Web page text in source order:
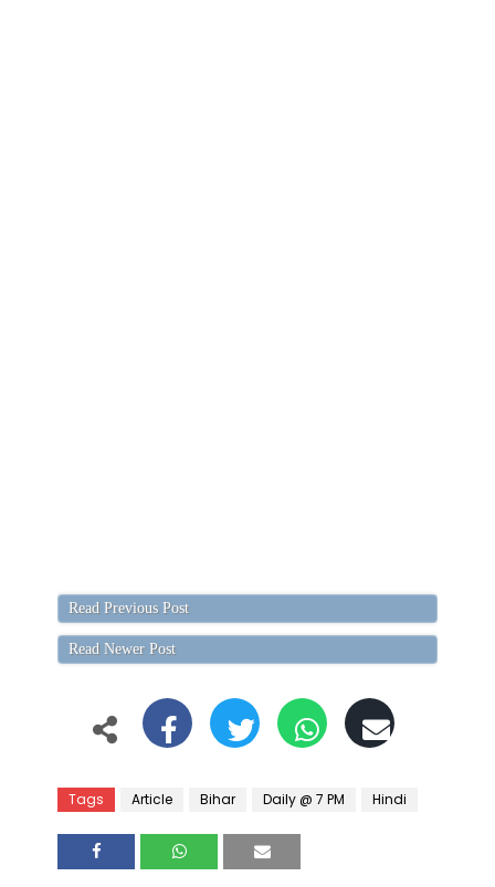
Read Previous Post
Read Newer Post
Tags Article Bihar Daily @ 7 PM Hindi